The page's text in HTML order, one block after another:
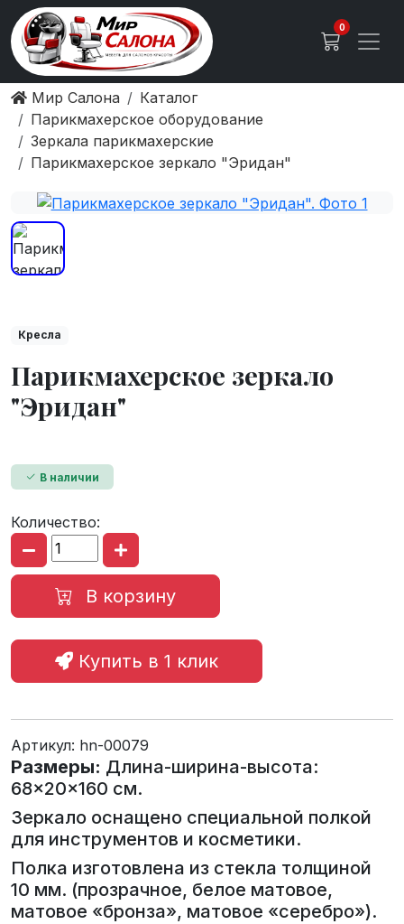
0
Мир Салона
Каталог
Парикмахерское оборудование
Зеркала парикмахерские
Парикмахерское зеркало "Эридан"
Кресла
Парикмахерское зеркало
"Эридан"
В наличии
Количество:
В корзину
Купить в 1 клик
Артикул: hn-00079
Размеры: Длина-ширина-высота:
68×20×160 см.
Зеркало оснащено специальной полкой
для инструментов и косметики.
Полка изготовлена из стекла толщиной
10 мм. (прозрачное, белое матовое,
матовое «бронза», матовое «серебро»).